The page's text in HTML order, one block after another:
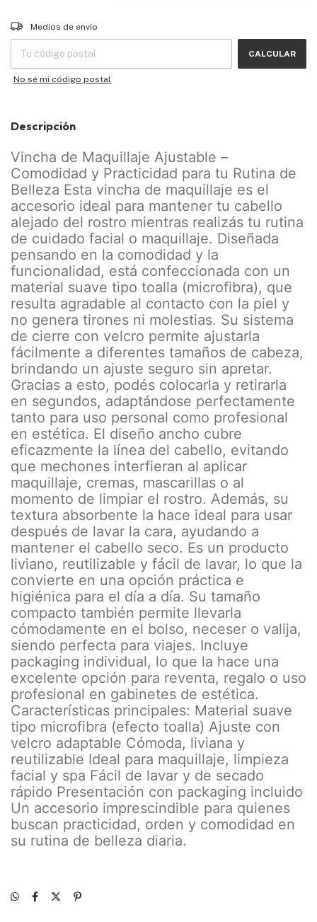
Entregas para el CP:
Medios de envío
CALCULAR
No sé mi código postal
Descripción
Vincha de Maquillaje Ajustable –
Comodidad y Practicidad para tu Rutina de
Belleza Esta vincha de maquillaje es el
accesorio ideal para mantener tu cabello
alejado del rostro mientras realizás tu rutina
de cuidado facial o maquillaje. Diseñada
pensando en la comodidad y la
funcionalidad, está confeccionada con un
material suave tipo toalla (microfibra), que
resulta agradable al contacto con la piel y
no genera tirones ni molestias. Su sistema
de cierre con velcro permite ajustarla
fácilmente a diferentes tamaños de cabeza,
brindando un ajuste seguro sin apretar.
Gracias a esto, podés colocarla y retirarla
en segundos, adaptándose perfectamente
tanto para uso personal como profesional
en estética. El diseño ancho cubre
eficazmente la línea del cabello, evitando
que mechones interfieran al aplicar
maquillaje, cremas, mascarillas o al
momento de limpiar el rostro. Además, su
textura absorbente la hace ideal para usar
después de lavar la cara, ayudando a
mantener el cabello seco. Es un producto
liviano, reutilizable y fácil de lavar, lo que la
convierte en una opción práctica e
higiénica para el día a día. Su tamaño
compacto también permite llevarla
cómodamente en el bolso, neceser o valija,
siendo perfecta para viajes. Incluye
packaging individual, lo que la hace una
excelente opción para reventa, regalo o uso
profesional en gabinetes de estética.
Características principales: Material suave
tipo microfibra (efecto toalla) Ajuste con
velcro adaptable Cómoda, liviana y
reutilizable Ideal para maquillaje, limpieza
facial y spa Fácil de lavar y de secado
rápido Presentación con packaging incluido
Un accesorio imprescindible para quienes
buscan practicidad, orden y comodidad en
su rutina de belleza diaria.